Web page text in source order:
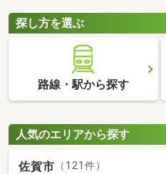
探し方を選ぶ
路線・駅から探す
人気のエリアから探す
佐賀市 （121件）